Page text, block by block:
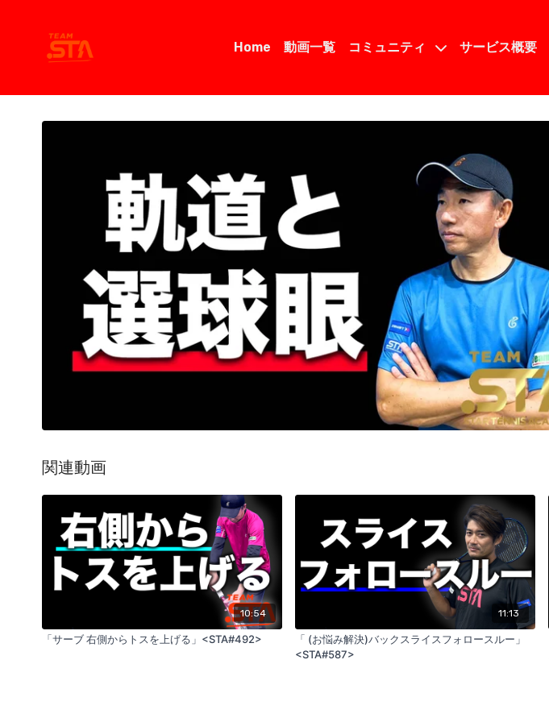
Home 動画一覧 コミュニティ サービス概要
関連動画
10:54
「サーブ 右側からトスを上げる」<STA#492>
11:13
「 (お悩み解決)バックスライスフォロースルー」
<STA#587>